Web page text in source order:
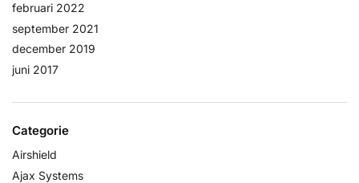
februari 2022
september 2021
december 2019
juni 2017
Categorie
Airshield
Ajax Systems